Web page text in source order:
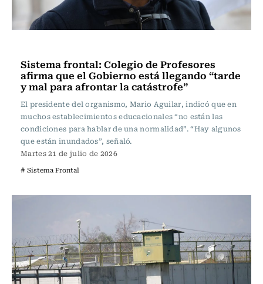
Sistema frontal: Colegio de Profesores
afirma que el Gobierno está llegando “tarde
y mal para afrontar la catástrofe”
El presidente del organismo, Mario Aguilar, indicó que en
muchos establecimientos educacionales “no están las
condiciones para hablar de una normalidad”. “Hay algunos
que están inundados”, señaló.
Martes 21 de julio de 2026
# Sistema Frontal